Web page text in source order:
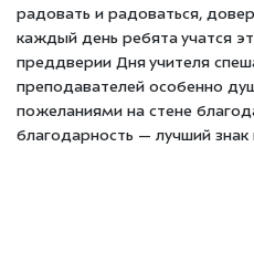
радовать и радоваться,
каждый день ребята учатся
преддверии Дня учителя
преподавателей особенно
пожеланиями на стене
благодарность — лучший